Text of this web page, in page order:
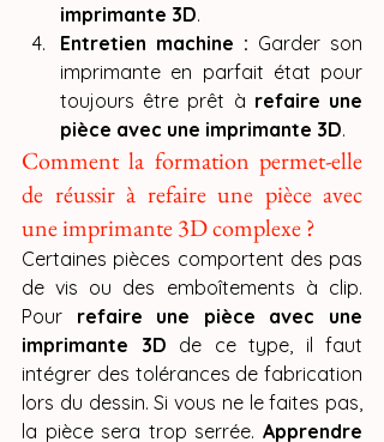
imprimante 3D.
Entretien machine : Garder son
imprimante en parfait état pour
toujours être prêt à refaire une
pièce avec une imprimante 3D.
Comment la formation permet-elle
de réussir à refaire une pièce avec
une imprimante 3D complexe ?
Certaines pièces comportent des pas
de vis ou des emboîtements à clip.
Pour refaire une pièce avec une
imprimante 3D de ce type, il faut
intégrer des tolérances de fabrication
lors du dessin. Si vous ne le faites pas,
la pièce sera trop serrée. Apprendre